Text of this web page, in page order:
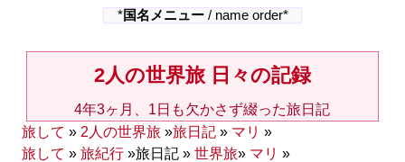
*国名メニュー/ name order*
2人の世界旅 日々の記録
4年3ヶ月、1日も欠かさず綴った旅日記
旅して » 2人の世界旅 »旅日記 » マリ »
旅して » 旅紀行 »旅日記 » 世界旅» マリ »